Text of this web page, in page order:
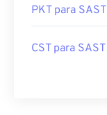
PKT para SAST
CST para SAST